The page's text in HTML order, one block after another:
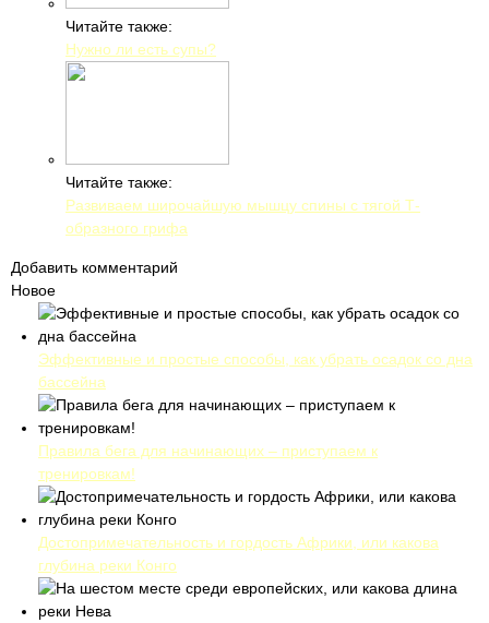
Читайте также:
Нужно ли есть супы?
Читайте также:
Развиваем широчайшую мышцу спины с тягой Т-
образного грифа
Добавить комментарий
Новое
Эффективные и простые способы, как убрать осадок со дна
бассейна
Правила бега для начинающих – приступаем к
тренировкам!
Достопримечательность и гордость Африки, или какова
глубина реки Конго